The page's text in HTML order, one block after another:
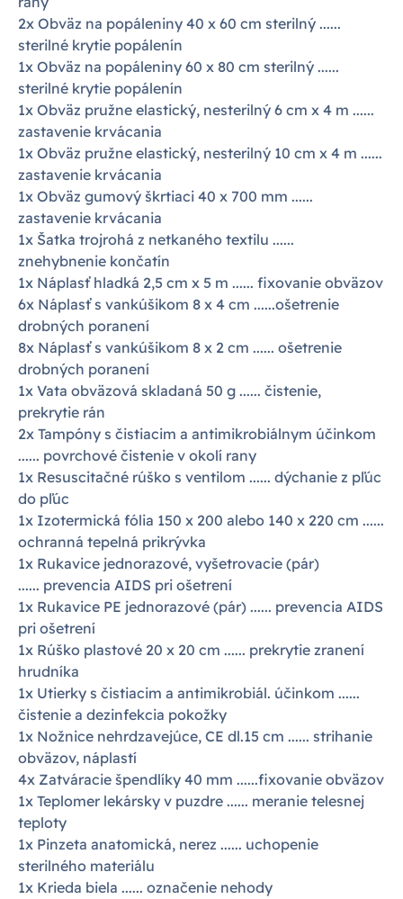
2x Obväz na popáleniny 40 x 60 cm sterilný ......
sterilné krytie popálenín
1x Obväz na popáleniny 60 x 80 cm sterilný ......
sterilné krytie popálenín
1x Obväz pružne elastický, nesterilný 6 cm x 4 m ......
zastavenie krvácania
1x Obväz pružne elastický, nesterilný 10 cm x 4 m ......
zastavenie krvácania
1x Obväz gumový škrtiaci 40 x 700 mm ......
zastavenie krvácania
1x Šatka trojrohá z netkaného textilu ......
znehybnenie končatín
1x Náplasť hladká 2,5 cm x 5 m ...... fixovanie obväzov
6x Náplasť s vankúšikom 8 x 4 cm ......ošetrenie
drobných poranení
8x Náplasť s vankúšikom 8 x 2 cm ...... ošetrenie
drobných poranení
1x Vata obväzová skladaná 50 g ...... čistenie,
prekrytie rán
2x Tampóny s čistiacim a antimikrobiálnym účinkom
...... povrchové čistenie v okolí rany
1x Resuscitačné rúško s ventilom ...... dýchanie z pľúc
do pľúc
1x Izotermická fólia 150 x 200 alebo 140 x 220 cm ......
ochranná tepelná prikrývka
1x Rukavice jednorazové, vyšetrovacie (pár)
...... prevencia AIDS pri ošetrení
1x Rukavice PE jednorazové (pár) ...... prevencia AIDS
pri ošetrení
1x Rúško plastové 20 x 20 cm ...... prekrytie zranení
hrudníka
1x Utierky s čistiacim a antimikrobiál. účinkom ......
čistenie a dezinfekcia pokožky
1x Nožnice nehrdzavejúce, CE dl.15 cm ...... strihanie
obväzov, náplastí
4x Zatváracie špendlíky 40 mm ......fixovanie obväzov
1x Teplomer lekársky v puzdre ...... meranie telesnej
teploty
1x Pinzeta anatomická, nerez ...... uchopenie
sterilného materiálu
1x Krieda biela ...... označenie nehody